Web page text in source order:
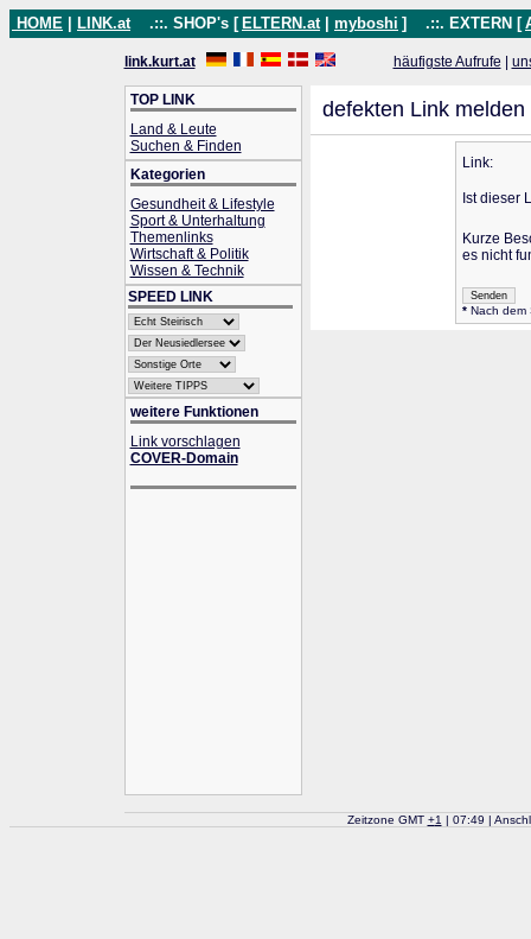
HOME LINK.at .::. SHOP's [ ELTERN.at myboshi ] .::. EXTERN [
link.kurt.at häufigste Aufrufe
TOP LINK
Land & Leute
Suchen & Finden
Kategorien
Gesundheit & Lifestyle
Sport & Unterhaltung
Themenlinks
Wirtschaft & Politik
Wissen & Technik
SPEED LINK
weitere Funktionen
Link vorschlagen
COVER-Domain
defekten Link melden
Link:
Ist dieser
Kurze
es nicht
*Nach dem
Zeitzone GMT +1 | 07:49 |